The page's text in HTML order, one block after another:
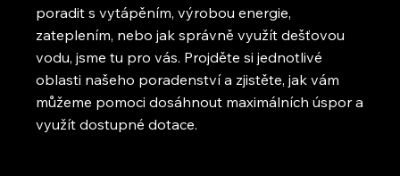
poradit s vytápěním, výrobou energie,
zateplením, nebo jak správně využít dešťovou
vodu, jsme tu pro vás. Projděte si jednotlivé
oblasti našeho poradenství a zjistěte, jak vám
můžeme pomoci dosáhnout maximálních úspor a
využít dostupné dotace.